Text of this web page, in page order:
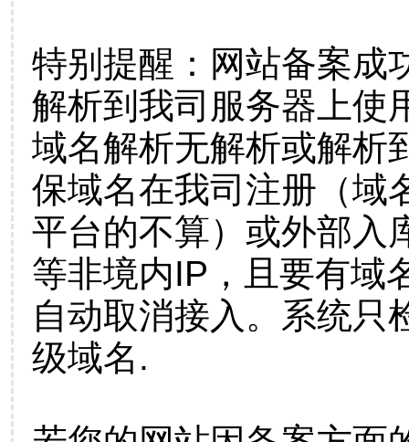
特别提醒：网站备案成
解析到我司服务器上使
域名解析无解析或解析
保域名在我司注册（域
平台的不算）或外部入
等非境内IP，且要有域
自动取消接入。系统只
级域名.